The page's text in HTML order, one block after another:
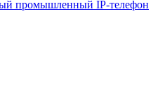
промышленный IP-телефон